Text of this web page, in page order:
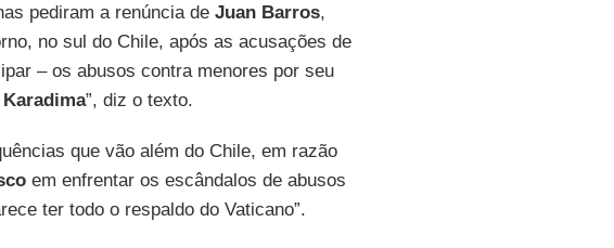
pediram a renúncia de Juan Barros,
no sul do Chile, após as acusações de
– os abusos contra menores por seu
”, diz o texto.
que vão além do Chile, em razão
em enfrentar os escândalos de abusos
ter todo o respaldo do Vaticano”.